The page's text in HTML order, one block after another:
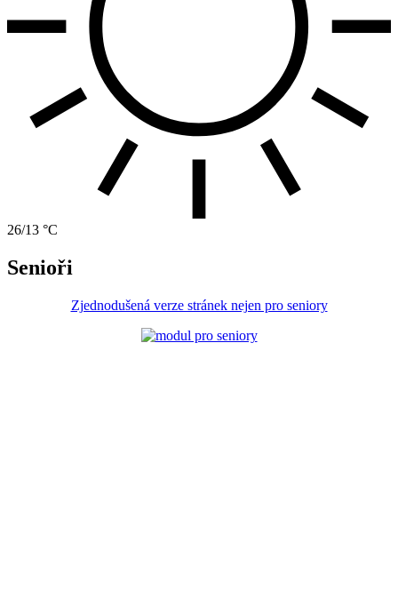
26/13 °C
Senioři
Zjednodušená verze stránek nejen pro seniory